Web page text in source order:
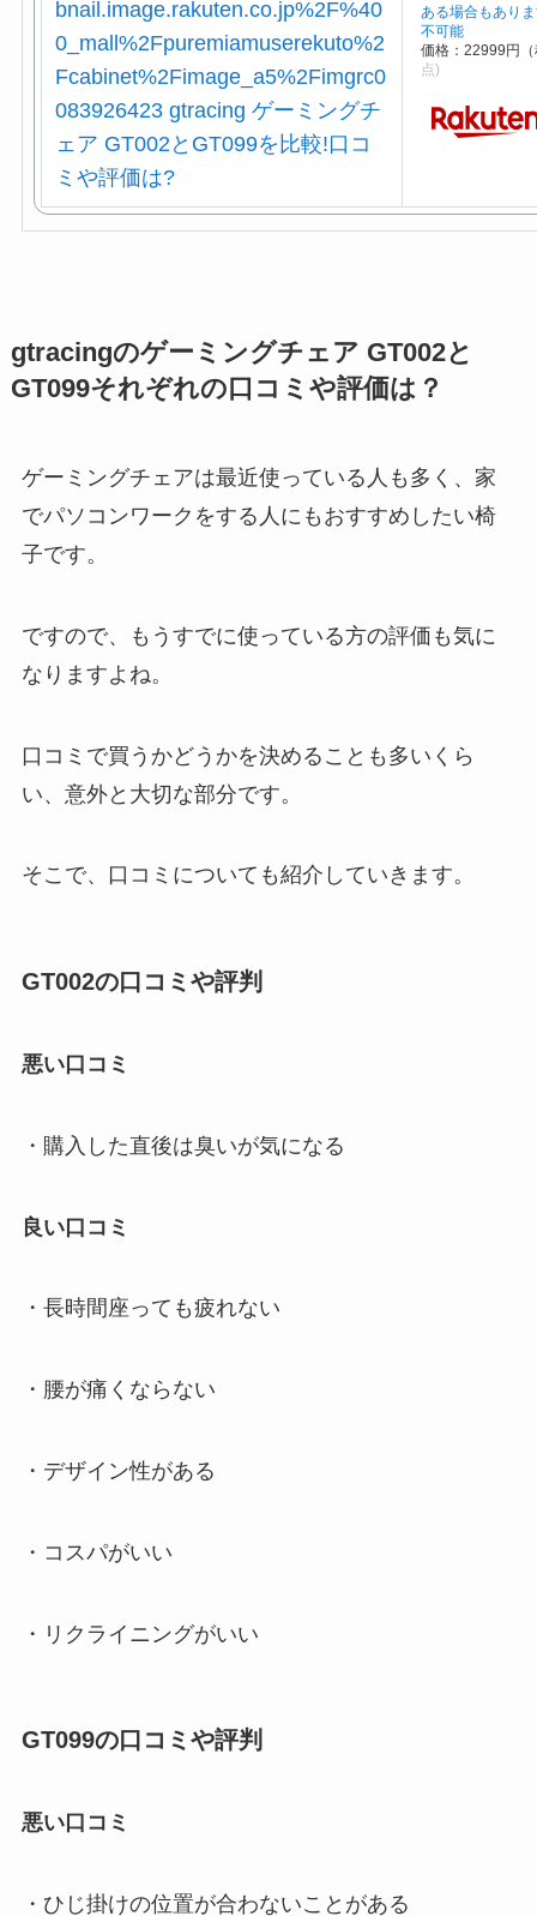
ある場合もあり
不可能
価格：22999円
点)
gtracingのゲーミングチェア GT002と
GT099それぞれの口コミや評価は？
ゲーミングチェアは最近使っている人も多く、家
でパソコンワークをする人にもおすすめしたい椅
子です。
ですので、もうすでに使っている方の評価も気に
なりますよね。
口コミで買うかどうかを決めることも多いくら
い、意外と大切な部分です。
そこで、口コミについても紹介していきます。
GT002の口コミや評判
悪い口コミ
・購入した直後は臭いが気になる
良い口コミ
・長時間座っても疲れない
・腰が痛くならない
・デザイン性がある
・コスパがいい
・リクライニングがいい
GT099の口コミや評判
悪い口コミ
・ひじ掛けの位置が合わないことがある